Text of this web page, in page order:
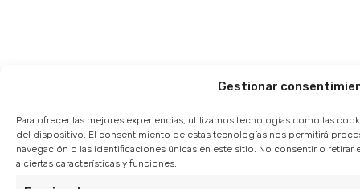
Gestionar
Para ofrecer las mejores experiencias, utilizamos tecnologías como las
del dispositivo. El consentimiento de estas tecnologías nos permitirá
navegación o las identificaciones únicas en este sitio. No consentir o
a ciertas características y funciones.